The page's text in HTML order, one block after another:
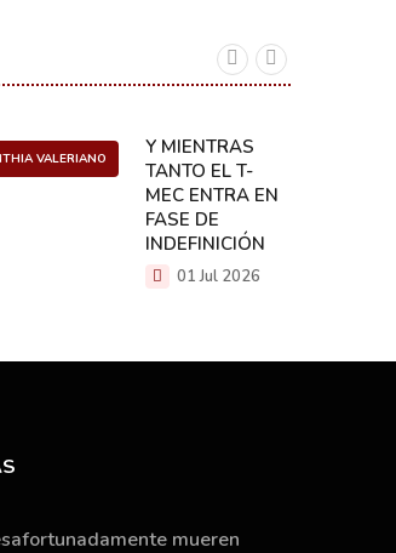
VALERIANO
Y MIENTRAS
TANTO EL T-
MEC ENTRA EN
FASE DE
INDEFINICIÓN
01 Jul 2026
mueren